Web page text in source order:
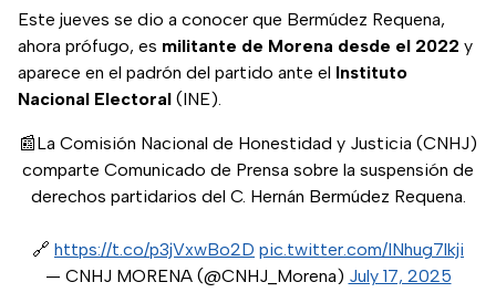
Este jueves se dio a conocer que Bermúdez Requena,
ahora prófugo, es militante de Morena desde el 2022 y
aparece en el padrón del partido ante el Instituto
Nacional Electoral (INE).
📰La Comisión Nacional de Honestidad y Justicia (CNHJ)
comparte Comunicado de Prensa sobre la suspensión de
derechos partidarios del C. Hernán Bermúdez Requena.
🔗 https://t.co/p3jVxwBo2D pic.twitter.com/INhug7lkji
— CNHJ MORENA (@CNHJ_Morena) July 17, 2025